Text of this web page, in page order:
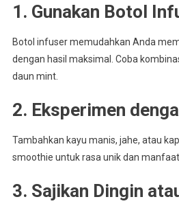
1. Gunakan Botol
Botol infuser memudahkan Anda
dengan hasil maksimal. Coba
daun mint.
2. Eksperimen
Tambahkan kayu manis, jahe, atau
smoothie untuk rasa unik dan
3. Sajikan Dingin